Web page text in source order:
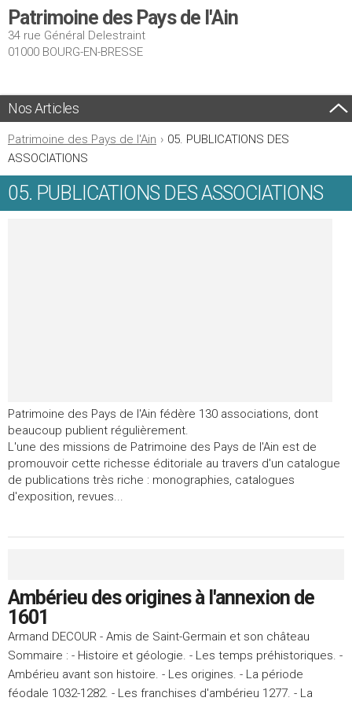
Patrimoine des Pays de l'Ain
34 rue Général Delestraint
01000 BOURG-EN-BRESSE
Nos Articles
Patrimoine des Pays de l'Ain › 05. PUBLICATIONS DES
ASSOCIATIONS
05. PUBLICATIONS DES ASSOCIATIONS
Patrimoine des Pays de l'Ain fédère 130 associations, dont
beaucoup publient régulièrement.
L'une des missions de Patrimoine des Pays de l'Ain est de
promouvoir cette richesse éditoriale au travers d'un catalogue
de publications très riche : monographies, catalogues
d'exposition, revues...
Ambérieu des origines à l'annexion de
1601
Armand DECOUR - Amis de Saint-Germain et son château
Sommaire : - Histoire et géologie. - Les temps préhistoriques. -
Ambérieu avant son histoire. - Les origines. - La période
féodale 1032-1282. - Les franchises d'ambérieu 1277. - La